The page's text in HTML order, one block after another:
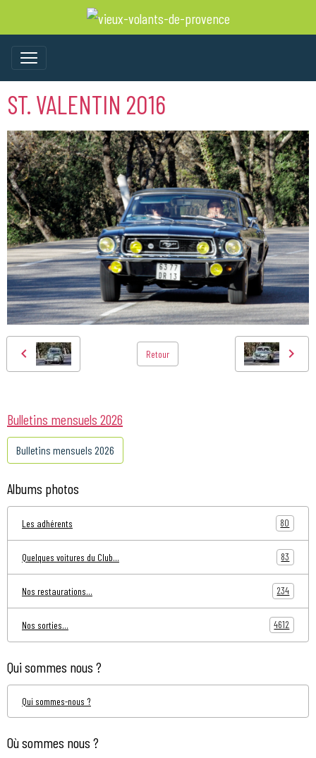
ST. VALENTIN 2016
Retour
Bulletins mensuels 2026
Bulletins mensuels 2026
Albums photos
Les adhérents 80
Quelques voitures du Club... 83
Nos restaurations... 234
Nos sorties... 4612
Qui sommes nous ?
Qui sommes-nous ?
Où sommes nous ?